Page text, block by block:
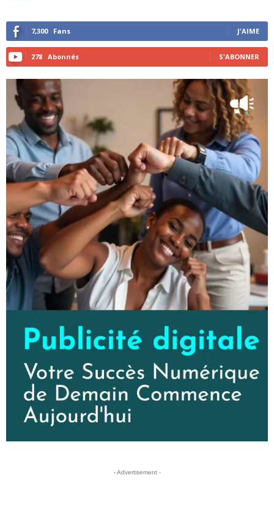
7,300 Fans J'AIME
278 Abonnés S'ABONNER
- Advertisement -